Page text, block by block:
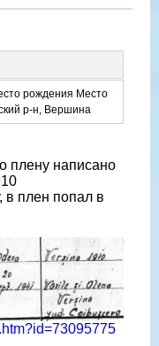
рождения Место
р-н, Вершина
плену написано
в плен попал в